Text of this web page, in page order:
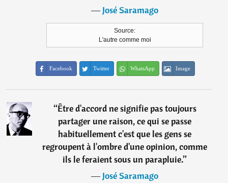
―José Saramago
Source:
L'autre comme moi
Facebook Twitter WhatsApp Image
“Être d'accord ne signifie pas toujours
partager une raison, ce qui se passe
habituellement c'est que les gens se
regroupent à l'ombre d'une opinion, comme
ils le feraient sous un parapluie.”
―José Saramago